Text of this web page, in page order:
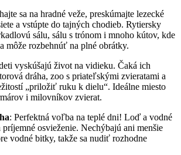
sa na hradné veže, preskúmajte lezecké
a vstúpte do tajných chodieb. Rytiersky
sálu, sálu s trónom i mnoho kútov, kde
môže rozbehnúť na plné obrátky.
vyskúšajú život na vidieku. Čaká ich
dráha, zoo s priateľskými zvieratami a
„priložiť ruku k dielu“. Ideálne miesto
i milovníkov zvierat.
: Perfektná voľba na teplé dni! Loď a vodné
osvieženie. Nechýbajú ani menšie
vodné bitky, takže sa nudiť rozhodne